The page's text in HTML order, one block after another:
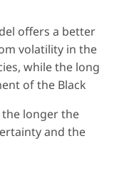
offers a better
volatility in the
while the long
of the Black
the longer the
and the